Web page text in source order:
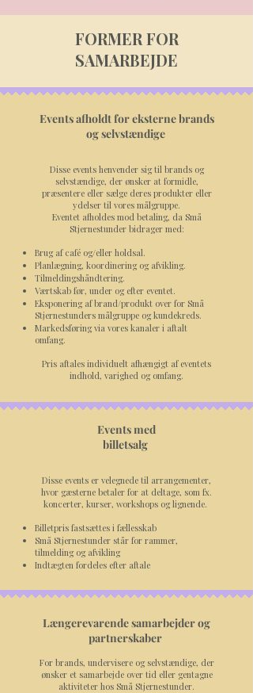
FORMER FOR
SAMARBEJDE
Events afholdt for eksterne brands
og selvstændige
Disse events henvender sig til brands og
selvstændige, der ønsker at formidle,
præsentere eller sælge deres produkter eller
ydelser til vores målgruppe.
Eventet afholdes mod betaling, da Små
Stjernestunder bidrager med:
Brug af café og/eller holdsal.
Planlægning, koordinering og afvikling.
Tilmeldingshåndtering.
Værtskab før, under og efter eventet.
Eksponering af brand/produkt over for Små
Stjernestunders målgruppe og kundekreds.
Markedsføring via vores kanaler i aftalt
omfang.
​Pris aftales individuelt afhængigt af eventets
indhold, varighed og omfang.
Events med
billetsalg
Disse events er velegnede til arrangementer,
hvor gæsterne betaler for at deltage, som fx.
koncerter, kurser, workshops og lignende.
Billetpris fastsættes i fællesskab
Små Stjernestunder står for rammer,
tilmelding og afvikling
Indtægten fordeles efter aftale​​
Længerevarende samarbejder og
partnerskaber
For brands, undervisere og selvstændige, der
ønsker et samarbejde over tid eller gentagne
aktiviteter hos Små Stjernestunder.